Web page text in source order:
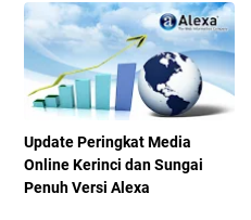
Update Peringkat Media
Online Kerinci dan Sungai
Penuh Versi Alexa